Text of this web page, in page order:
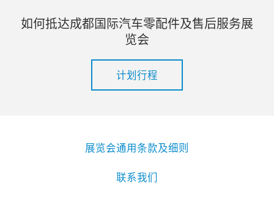
如何抵达成都国际汽车零配件及售后服务展
览会
计划行程
展览会通用条款及细则
联系我们